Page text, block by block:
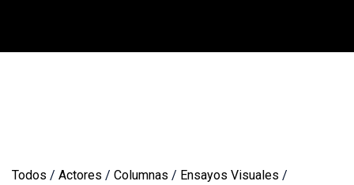
Todos / Actores / Columnas / Ensayos Visuales /